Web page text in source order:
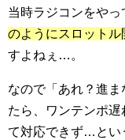
当時ラジコンをやっ
のようにスロット
すよねぇ…。
なので「あれ？進
たら、ワンテンポ
て対応できず…とい